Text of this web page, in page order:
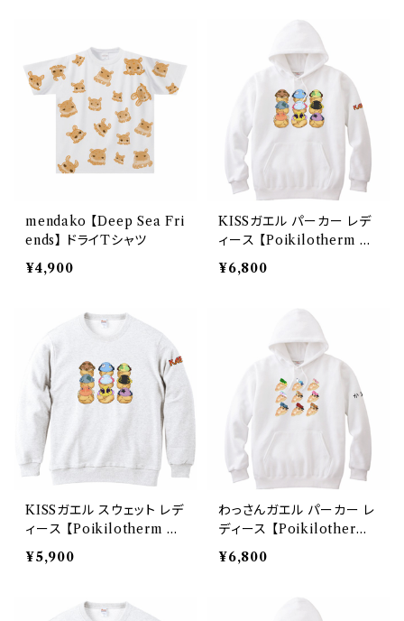
mendako 【Deep Sea Fri
ends】 ドライTシャツ
¥4,900
KISSガエル パーカー レデ
ィース 【Poikilotherm Fr
iends】Printstar 8.4oz フ
ーデッドライトパーカー
¥6,800
KISSガエル スウェット レデ
ィース 【Poikilotherm Fr
iends】 Printstar 8.4oz
クルーネックライトトレーナ
¥5,900
わっさんガエル パーカー レ
ディース 【Poikilotherm
Friends】Printstar 8.4oz
フーデッドライトパーカー
¥6,800